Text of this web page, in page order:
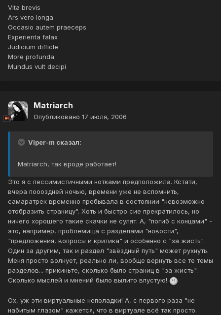
Vita brevis
Ars vero longa
Occasio autem praeceps
Experienta falax
Judicium difficle
More profunda
Mundus vult decipi
Matriarch
Опубликовано 17 июля, 2006
Viper-m сказал:
Matriarch, так вроде работает!
Это я с пессимистичными нотками предположила. Кстати,
вчера поооздней ночью, времени уже не вспомнить,
самаратрек временно пребывала в состоянии "невозможно
отобразить страницу". Хоть и быстро сие прекратилось, но
ничего хорошего такие скачки не сулят. А, "погиб с концами" -
это, например, проблемища с разделами "новости",
"предложения, вопросы и критика" и особенно с "за жисть".
Один за другим, так и раздел "звёздный путь" может рухнуть.
Меня просто волнует, реально ли, вообще вернуть все те темы
разделов... прикиньте, сколько было страниц в "за жисть".
Сколько мыслей и мнений было вылито впустую!
Ох, уж эти виртуальные неполадки! А, с первого раза "не
набитым глазом" кажется, что в виртуале всё так просто.